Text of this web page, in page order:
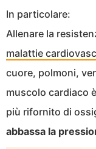
In particolare:
Allenare la
malattie
cuore, polmoni,
muscolo cardiaco
più rifornito di
abbassa la